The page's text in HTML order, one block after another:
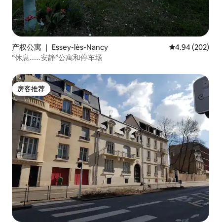
产权公寓 ｜ Essey-lès-Nancy 平均评分 4.94
4.94 (202)
“休息……安静”公寓和停车场
房客推荐
房客推荐